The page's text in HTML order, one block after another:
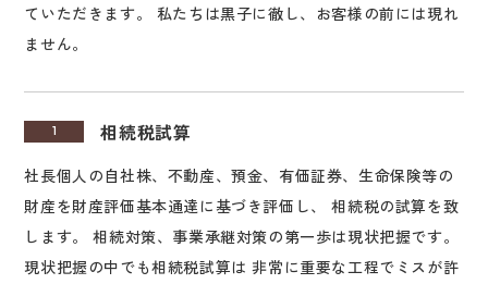
ていただきます。 私たちは黒子に徹し、お客様の前には現れ
ません。
1 相続税試算
社長個人の自社株、不動産、預金、有価証券、生命保険等の
財産を財産評価基本通達に基づき評価し、 相続税の試算を致
します。 相続対策、事業承継対策の第一歩は現状把握です。
現状把握の中でも相続税試算は 非常に重要な工程でミスが許